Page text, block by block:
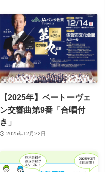
【2025年】ベートーヴェ
ン交響曲第9番「合唱付
き」
2025年12月22日